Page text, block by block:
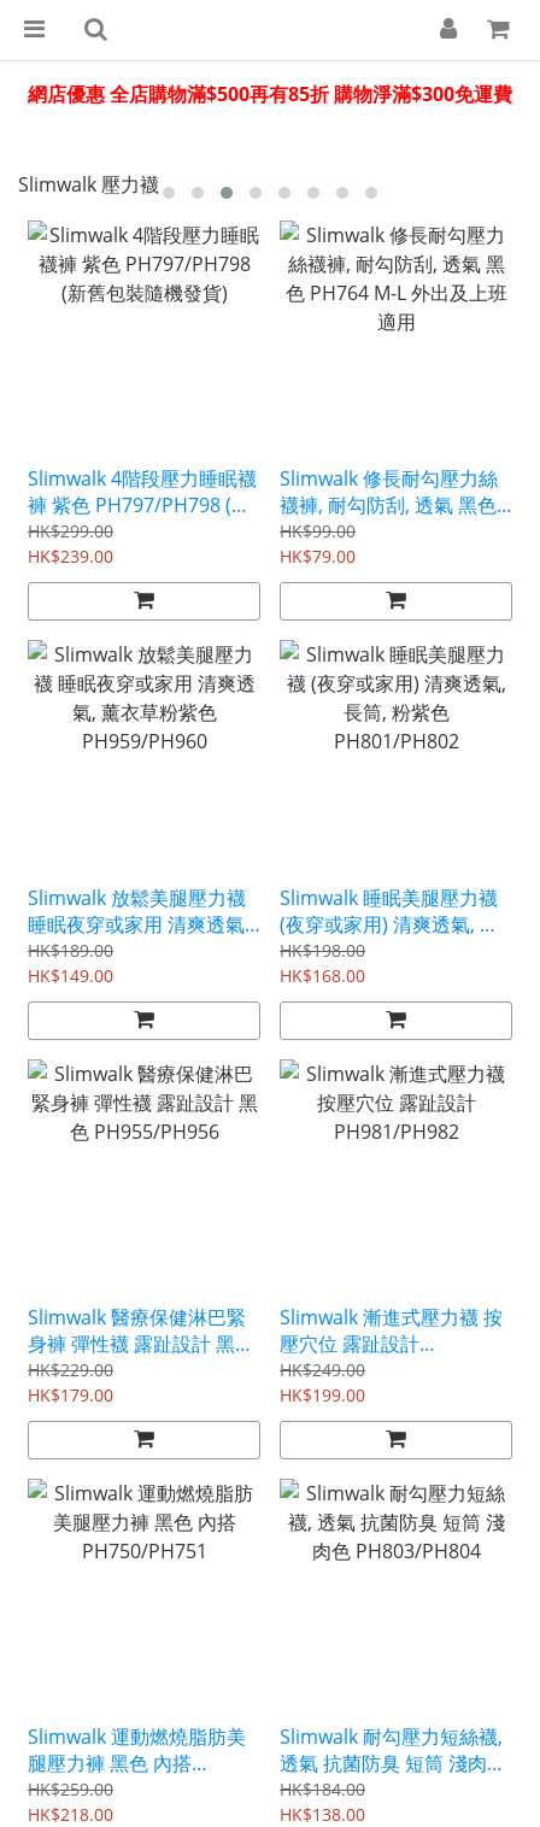
網店優惠 全店購物滿$500再有85折 購物淨滿$300免運費
Slimwalk 壓力襪
Slimwalk 4階段壓力睡眠襪
褲 紫色 PH797/PH798 (新
舊包裝隨機發貨)
HK$299.00
HK$239.00
Slimwalk 修長耐勾壓力絲
襪褲, 耐勾防刮, 透氣 黑色
PH764 M-L 外出及上班適
用
HK$99.00
HK$79.00
Slimwalk 放鬆美腿壓力襪
睡眠夜穿或家用 清爽透氣,
薰衣草粉紫色
PH959/PH960
HK$189.00
HK$149.00
Slimwalk 睡眠美腿壓力襪
(夜穿或家用) 清爽透氣, 長
筒, 粉紫色 PH801/PH802
HK$198.00
HK$168.00
Slimwalk 醫療保健淋巴緊
身褲 彈性襪 露趾設計 黑色
PH955/PH956
HK$229.00
HK$179.00
Slimwalk 漸進式壓力襪 按
壓穴位 露趾設計
PH981/PH982
HK$249.00
HK$199.00
Slimwalk 運動燃燒脂肪美
腿壓力褲 黑色 內搭
PH750/PH751
HK$259.00
HK$218.00
Slimwalk 耐勾壓力短絲襪,
透氣 抗菌防臭 短筒 淺肉色
PH803/PH804
HK$184.00
HK$138.00